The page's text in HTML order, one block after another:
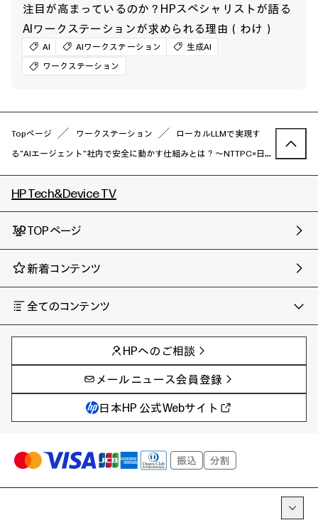
注目が高まっているのか？HPスペシャリストが語る
AIワークステーションが求められる理由（わけ）
AI AIワークステーション
生成AI
ワークステーション
Topページ ワークステーション
ローカルLLMで実現す
る"AIエージェント"社内で安全に動かす仕組みとは？～NTTPC×日本
HPが語る運用ノウハウと最適なハードウェア構成～
HP Tech&Device TV
TOPページ
新着コンテンツ
全てのコンテンツ
AIの進化と活用事例
製品トレンド & レビュー
サイバーセキュリティ
教育とテクノロジー
ハイブリッドワーク
プリンター
事例
イベントレポート
AI PC
AIワークステーション
Poly
WXP（DEXツール）
タグ一覧
HPへのご相談
メールニュース会員登録
日本HP 公式Webサイト